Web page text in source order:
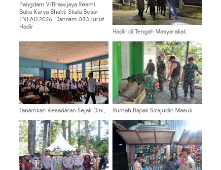
Pangdam V/Brawijaya Resmi
Buka Karya Bhakti Skala Besar
TNI AD 2026, Danrem 083 Turut
Hadir
Hadir di Tengah Masyarakat,
Pastikan Karubaga Tetap Aman
Tanamkan Kesadaran Sejak Dini,
Bekali Pelajar Baru Pengetahuan
Bahaya Narkoba
Rumah Bapak Sirajudin Masuk
Diserahkan